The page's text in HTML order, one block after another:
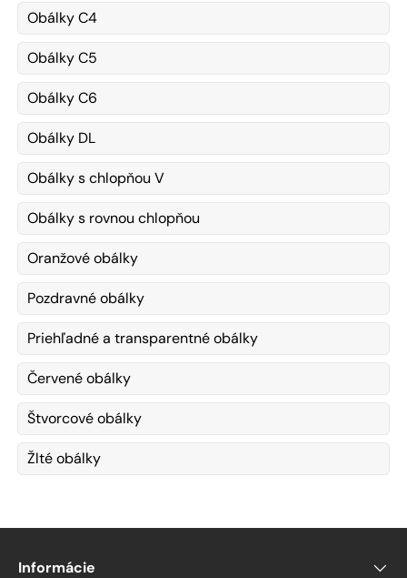
Obálky C4
Obálky C5
Obálky C6
Obálky DL
Obálky s chlopňou V
Obálky s rovnou chlopňou
Oranžové obálky
Pozdravné obálky
Priehľadné a transparentné obálky
Červené obálky
Štvorcové obálky
Žlté obálky
Informácie